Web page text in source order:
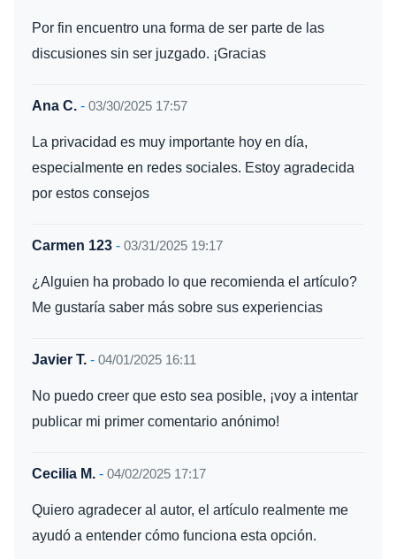
Por fin encuentro una forma de ser parte de las
discusiones sin ser juzgado. ¡Gracias
Ana C. - 03/30/2025 17:57
La privacidad es muy importante hoy en día,
especialmente en redes sociales. Estoy agradecida
por estos consejos
Carmen 123 - 03/31/2025 19:17
¿Alguien ha probado lo que recomienda el artículo?
Me gustaría saber más sobre sus experiencias
Javier T. - 04/01/2025 16:11
No puedo creer que esto sea posible, ¡voy a intentar
publicar mi primer comentario anónimo!
Cecilia M. - 04/02/2025 17:17
Quiero agradecer al autor, el artículo realmente me
ayudó a entender cómo funciona esta opción.